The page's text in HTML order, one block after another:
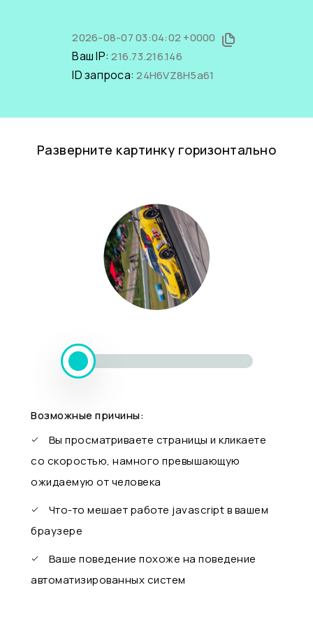
2026-08-07 03:04:02 +0000
Ваш IP:216.73.216.146
ID запроса:24H6VZ8H5a61
Разверните картинку горизонтально
Возможные причины:
Вы просматриваете страницы и кликаете
со скоростью, намного превышающую
ожидаемую от человека
Что-то мешает работе javascript в вашем
браузере
Ваше поведение похоже на поведение
автоматизированных систем